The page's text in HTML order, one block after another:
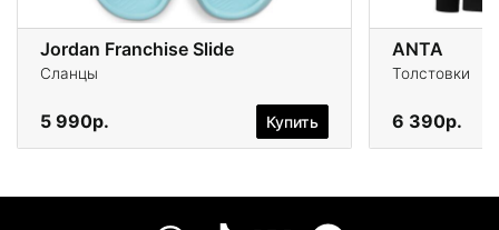
Jordan Franchise Slide
Сланцы
5 990р. Купить
ANTA
Толстовки
6 390р.